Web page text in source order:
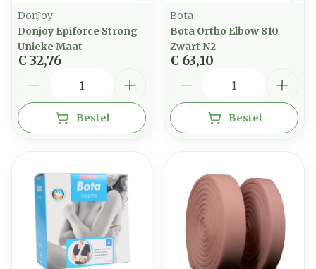
DonJoy
Donjoy Epiforce Strong
Unieke Maat
€ 32,76
Bestel
Bota
Bota Ortho Elbow 810
Zwart N2
€ 63,10
Bestel